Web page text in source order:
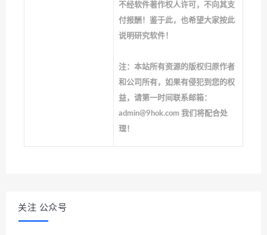
不经软件著作权人许可，不向其支
付报酬！鉴于此，也希望大家按此
说明研究软件！
注：本站所有资源的版权归原作者
和公司所有，如果有侵犯到您的权
益，请第一时间联系邮箱：
admin@9hok.com 我们将配合处
理！
关注 公众号